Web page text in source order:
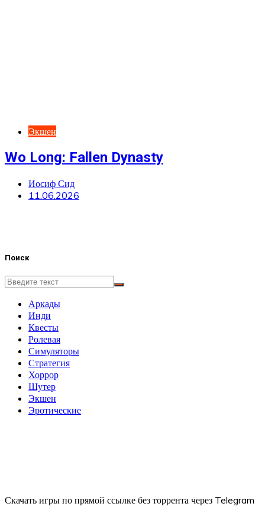
Экшен
Wo Long: Fallen Dynasty
Иосиф Сид
11.06.2026
Поиск
Аркады
Инди
Квесты
Ролевая
Симуляторы
Стратегия
Хоррор
Шутер
Экшен
Эротические
Скачать игры по прямой ссылке без торрента через Telegram